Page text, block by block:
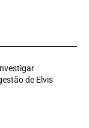
de Elvis